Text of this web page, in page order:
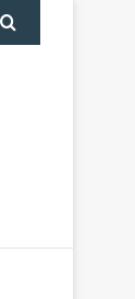
Makale